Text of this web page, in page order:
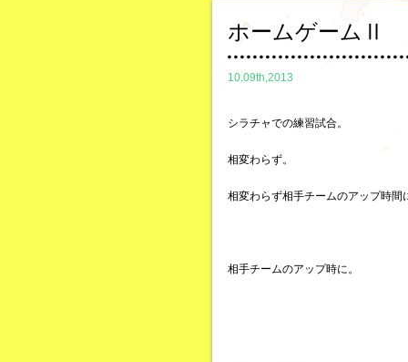
ホームゲームⅡ
10.09th,2013
シラチャでの練習試合。
相変わらず。
相変わらず相手チームのアップ時
相手チームのアップ時に。